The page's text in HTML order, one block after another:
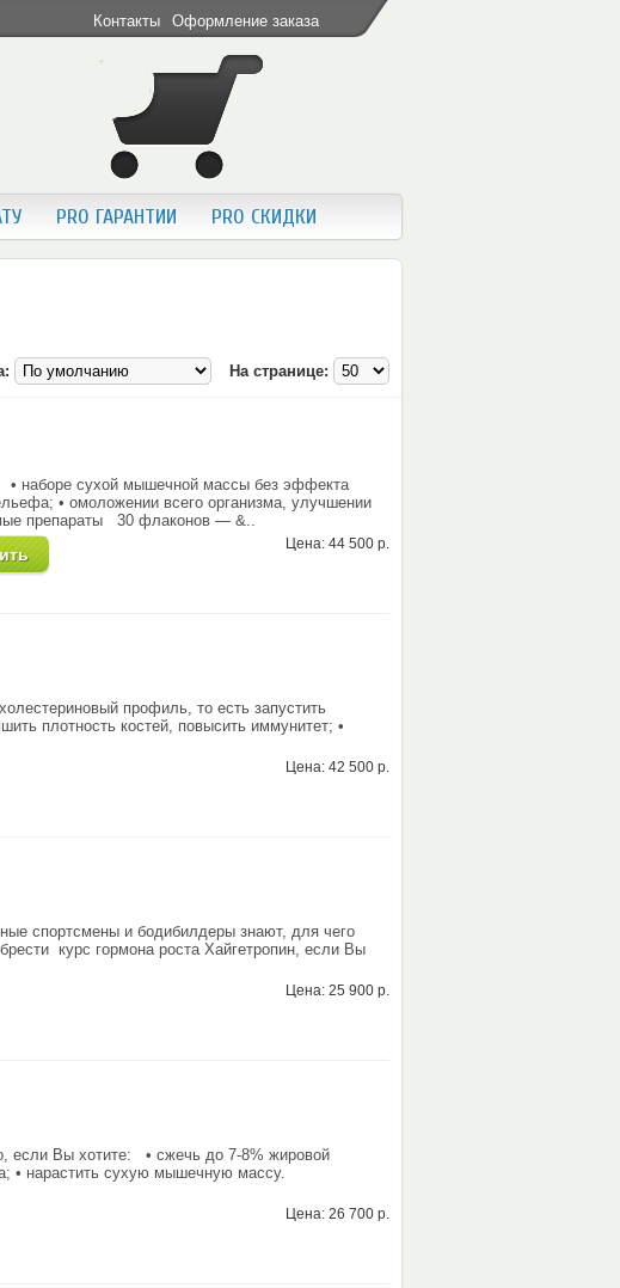
Контакты Оформление заказа
PRO ГАРАНТИИ PRO СКИДКИ
На странице:
наборе сухой мышечной массы без эффекта
• омоложении всего организма, улучшении
препараты 30 флаконов — &..
Цена: 44 500 р.
профиль, то есть запустить
плотность костей, повысить иммунитет; •
Цена: 42 500 р.
спортсмены и бодибилдеры знают, для чего
курс гормона роста Хайгетропин, если Вы
Цена: 25 900 р.
если Вы хотите: • сжечь до 7-8% жировой
• нарастить сухую мышечную массу.
Цена: 26 700 р.